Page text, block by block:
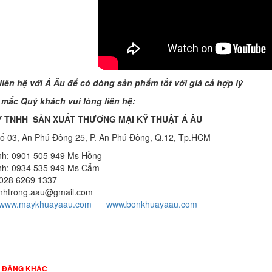
hệ với Á Âu để có dòng sản phẩm tốt với giá cả hợp lý
Quý khách vui lòng liên hệ:
TNHH SẢN XUẤT THƯƠNG MẠI KỸ THUẬT Á ÂU
03, An Phú Đông 25, P. An Phú Đông, Q.12, Tp.HCM
0901 505 949 Ms Hồng
0934 535 949 Ms Cẩm
6269 1337
www.bonkhuayaau.com
KHÁC
CHỌN MÁY NGHIỀN MÀU SƠN Á
Khám phá lý do doanh nghiệp
nên chọn máy nghiền màu sơn
Á Âu: hiệu suất cao, kiểm soát
nhiệt tốt, tiết kiệm chi...
ƯU ĐÃI ĐẶC BIỆT: GIÁ MÁY
SỐC
Ưu đãi đặc biệt: Giá máy khuấy
sơn công nghiệp giảm sốc lên
TỐI ƯU CHI PHÍ SẢN XUẤT VỚI